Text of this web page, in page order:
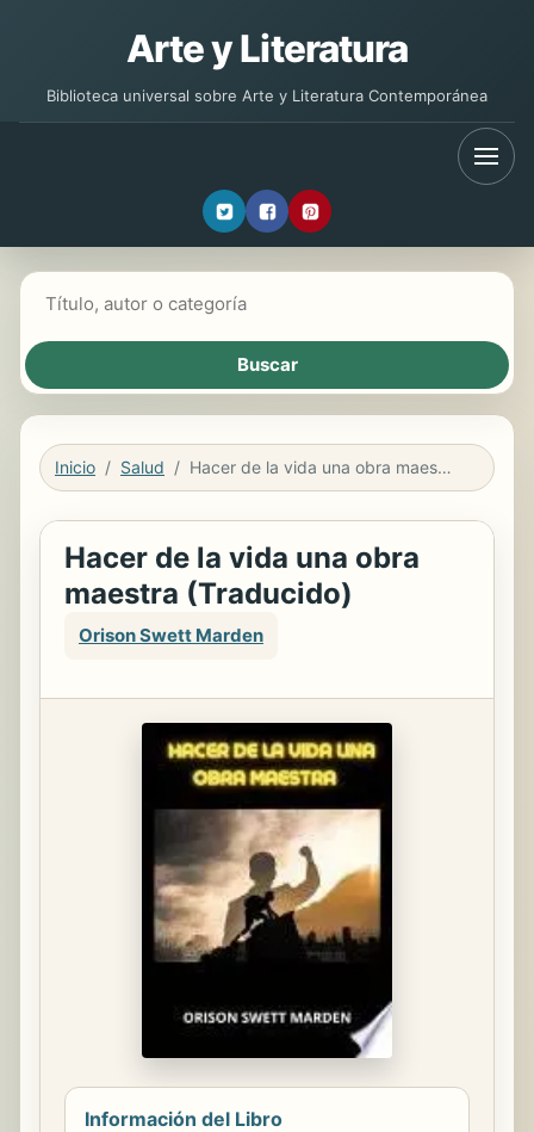
Arte y Literatura
Biblioteca universal sobre Arte y Literatura Contemporánea
Inicio Salud Hacer de la vida una obra maestra (Traducido)
Hacer de la vida una obra
maestra (Traducido)
Orison Swett Marden
Información del Libro